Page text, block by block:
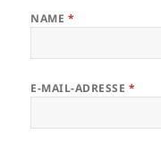
NAME *
E-MAIL-ADRESSE *